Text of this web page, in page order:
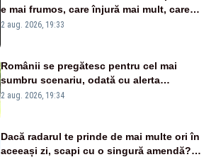
e mai frumos, care înjură mai mult, care
țipă mai tare, ci pe proiecte”
2 aug. 2026, 19:33
Românii se pregătesc pentru cel mai
sumbru scenariu, odată cu alerta
energetică
2 aug. 2026, 19:34
Dacă radarul te prinde de mai multe ori în
aceeași zi, scapi cu o singură amendă?